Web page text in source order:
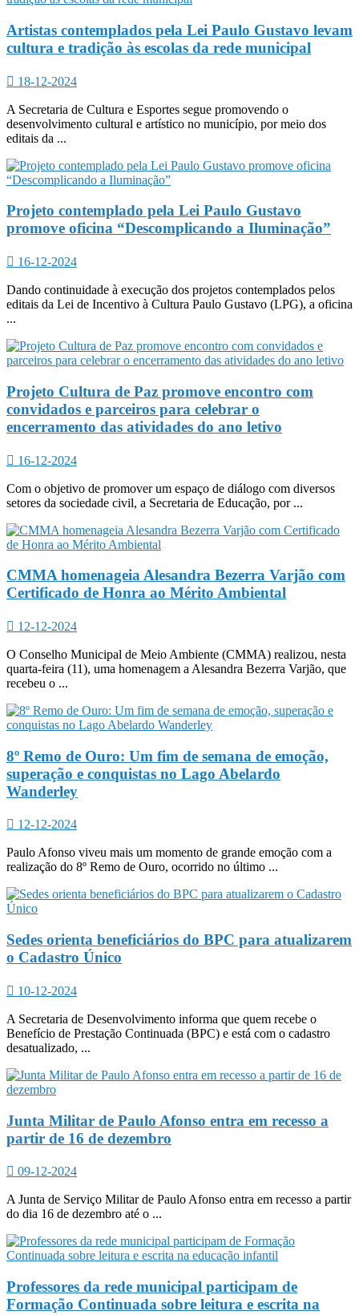
Artistas contemplados pela Lei Paulo Gustavo levam
cultura e tradição às escolas da rede municipal
18-12-2024
A Secretaria de Cultura e Esportes segue promovendo o
desenvolvimento cultural e artístico no município, por meio dos
editais da ...
Projeto contemplado pela Lei Paulo Gustavo
promove oficina “Descomplicando a Iluminação”
16-12-2024
Dando continuidade à execução dos projetos contemplados pelos
editais da Lei de Incentivo à Cultura Paulo Gustavo (LPG), a oficina
...
Projeto Cultura de Paz promove encontro com
convidados e parceiros para celebrar o
encerramento das atividades do ano letivo
16-12-2024
Com o objetivo de promover um espaço de diálogo com diversos
setores da sociedade civil, a Secretaria de Educação, por ...
CMMA homenageia Alesandra Bezerra Varjão com
Certificado de Honra ao Mérito Ambiental
12-12-2024
O Conselho Municipal de Meio Ambiente (CMMA) realizou, nesta
quarta-feira (11), uma homenagem a Alesandra Bezerra Varjão, que
recebeu o ...
8º Remo de Ouro: Um fim de semana de emoção,
superação e conquistas no Lago Abelardo
Wanderley
12-12-2024
Paulo Afonso viveu mais um momento de grande emoção com a
realização do 8º Remo de Ouro, ocorrido no último ...
Sedes orienta beneficiários do BPC para atualizarem
o Cadastro Único
10-12-2024
A Secretaria de Desenvolvimento informa que quem recebe o
Benefício de Prestação Continuada (BPC) e está com o cadastro
desatualizado, ...
Junta Militar de Paulo Afonso entra em recesso a
partir de 16 de dezembro
09-12-2024
A Junta de Serviço Militar de Paulo Afonso entra em recesso a partir
do dia 16 de dezembro até o ...
Professores da rede municipal participam de
Formação Continuada sobre leitura e escrita na